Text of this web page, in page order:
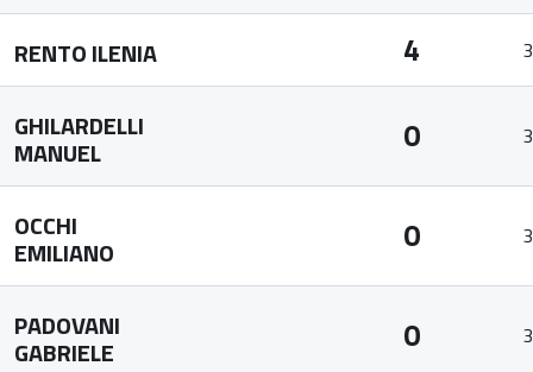
RENTO ILENIA 4
GHILARDELLI
MANUEL 0
OCCHI
EMILIANO 0
PADOVANI
GABRIELE 0